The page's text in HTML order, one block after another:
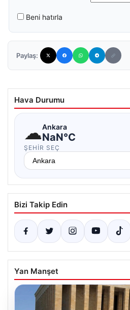
Beni hatırla
Paylaş:
Hava Durumu
☁Ankara
NaN°C
ŞEHIR SEÇ
Bizi Takip Edin
Yan Manşet